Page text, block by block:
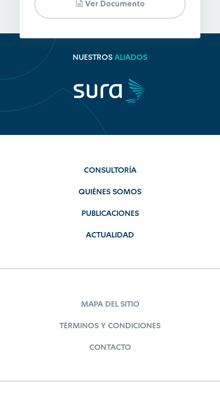
Ver Documento
NUESTROS ALIADOS
CONSULTORÍA
QUIÉNES SOMOS
PUBLICACIONES
ACTUALIDAD
MAPA DEL SITIO
TÉRMINOS Y CONDICIONES
CONTACTO